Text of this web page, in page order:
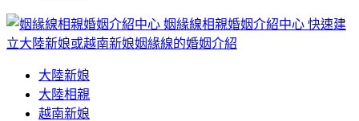
姻緣線相親婚姻介紹中心 快速建
立大陸新娘或越南新娘姻緣線的婚姻介紹
大陸新娘
大陸相親
越南新娘